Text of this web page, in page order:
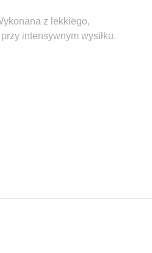
z lekkiego,
intensywnym wysiłku.